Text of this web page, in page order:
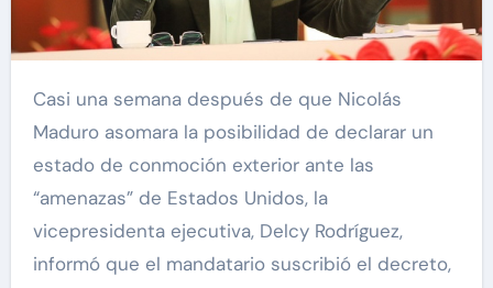
Casi una semana después de que Nicolás
Maduro asomara la posibilidad de declarar un
estado de conmoción exterior ante las
“amenazas” de Estados Unidos, la
vicepresidenta ejecutiva, Delcy Rodríguez,
informó que el mandatario suscribió el decreto,